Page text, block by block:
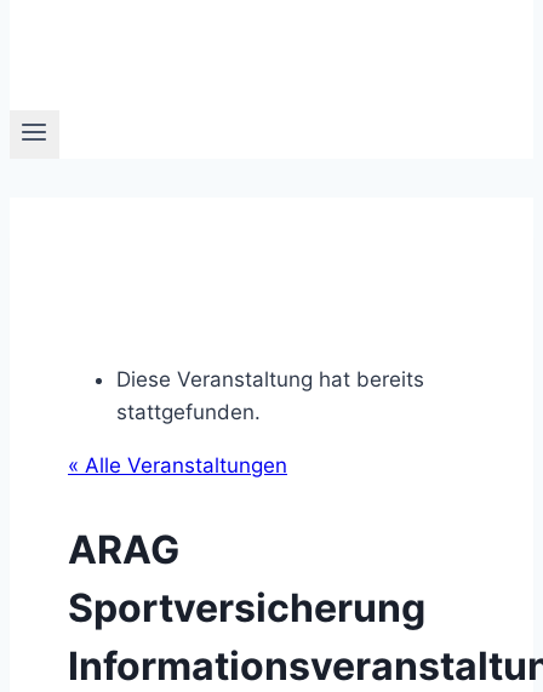
Diese Veranstaltung hat bereits
stattgefunden.
« Alle Veranstaltungen
ARAG
Sportversicherung